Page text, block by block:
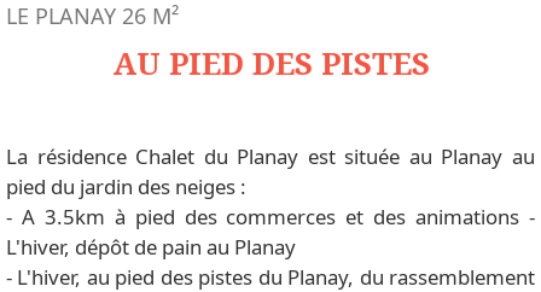
AU PIED DES PISTES
LE PLANAY 26 M²
La résidence Chalet du Planay est située au Planay au
pied du jardin des neiges :
- A 3.5km à pied des commerces et des animations -
L'hiver, dépôt de pain au Planay
- L'hiver, au pied des pistes du Planay, du rassemblement